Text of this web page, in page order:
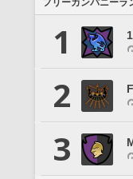
フリーカンパニーラ
1
2
3